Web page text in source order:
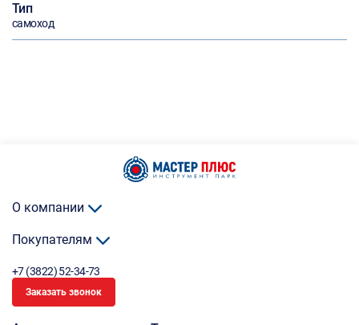
Тип
самоход
О компании
Покупателям
+7 (3822) 52-34-73
Заказать звонок